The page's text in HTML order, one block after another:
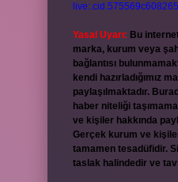
Yasal Uyarı: Bu
marka, kurum veya
bağlantısı
kendi hazırladığımız
paylaşılmaktadır.
haber niteliği
ve kişiler hakkında
Gerçek kurum ve
tamamen tesadüfidir.
taslak halindedir ve